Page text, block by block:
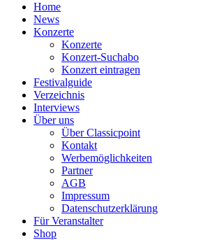
Home
News
Konzerte
Konzerte
Konzert-Suchabo
Konzert eintragen
Festivalguide
Verzeichnis
Interviews
Über uns
Über Classicpoint
Kontakt
Werbemöglichkeiten
Partner
AGB
Impressum
Datenschutzerklärung
Für Veranstalter
Shop